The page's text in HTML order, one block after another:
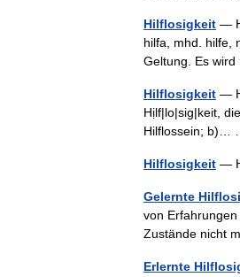
Hilflosigkeit —
hilfa, mhd. hilfe,
Geltung. Es
Hilflosigkeit —
Hịlf|lo|sig|keit,
Hilflossein;
Hilflosigkeit —
Gelernte
von
Zustände nicht
Erlernte